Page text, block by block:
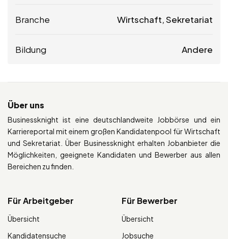
Branche Wirtschaft, Sekretariat
Bildung Andere
Über uns
Businessknight ist eine deutschlandweite Jobbörse und ein
Karriereportal mit einem großen Kandidatenpool für Wirtschaft
und Sekretariat. Über Businessknight erhalten Jobanbieter die
Möglichkeiten, geeignete Kandidaten und Bewerber aus allen
Bereichen zu finden.
Für Arbeitgeber
Übersicht
Kandidatensuche
Für Bewerber
Übersicht
Jobsuche